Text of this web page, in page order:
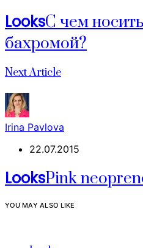
LooksС чем
бахромой?
Next Article
Irina Pavlova
22.07.2015
LooksPink
YOU MAY ALSO LIKE